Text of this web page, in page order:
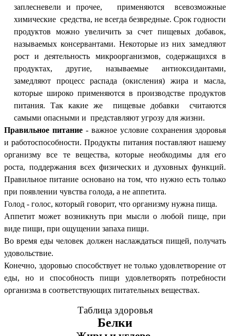
заплесневели и прочее, применяются всевозможные
химические средства, не всегда безвредные. Срок годности
продуктов можно увеличить за счет пищевых добавок,
называемых консервантами. Некоторые из них замедляют
рост и деятельность микроорганизмов, содержащихся в
продуктах, другие, называемые антиоксидантами,
замедляют процесс распада (окисления) жира и масла,
которые широко применяются в производстве продуктов
питания. Так какие же пищевые добавки считаются
самыми опасными и представляют угрозу для жизни.
Правильное питание - важное условие сохранения здоровья
и работоспособности. Продукты питания поставляют нашему
организму все те вещества, которые необходимы для его
роста, поддержания всех физических и духовных функций.
Правильное питание основано на том, что нужно есть только
при появлении чувства голода, а не аппетита.
Голод - голос, который говорит, что организму нужна пища.
Аппетит может возникнуть при мысли о любой пище, при
виде пищи, при ощущении запаха пищи.
Во время еды человек должен наслаждаться пищей, получать
удовольствие.
Конечно, здоровью способствует не только удовлетворение от
еды, но и способность пищи удовлетворять потребности
организма в соответствующих питательных веществах.
Таблица здоровья
Белки